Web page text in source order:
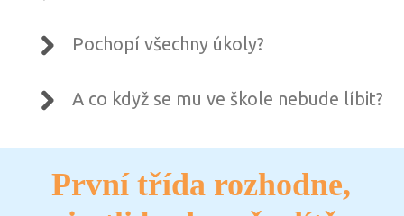
Pochopí všechny úkoly?
A co když se mu ve škole nebude líbit?
První třída rozhodne,